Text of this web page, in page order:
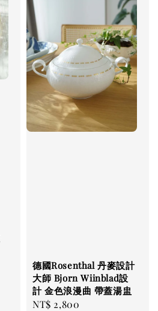
德國Rosenthal 丹麥設計
大師 Bjorn Wiinblad設
計 金色浪漫曲 帶蓋湯盅
Regular
NT$ 2,800